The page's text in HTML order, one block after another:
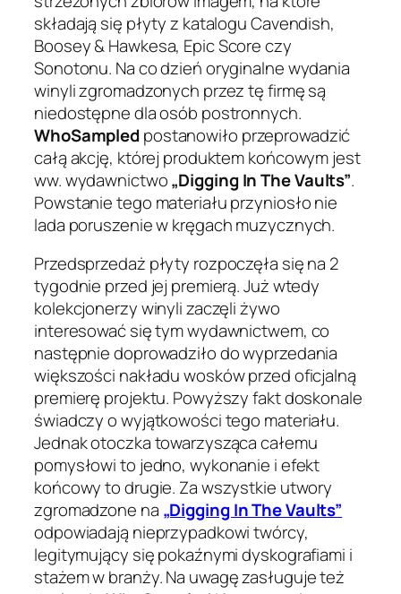
składają się płyty z katalogu Cavendish,
Boosey & Hawkesa, Epic Score czy
Sonotonu. Na co dzień oryginalne wydania
winyli zgromadzonych przez tę firmę są
niedostępne dla osób postronnych.
WhoSampledpostanowiło przeprowadzić
całą akcję, której produktem końcowym jest
ww. wydawnictwo„Digging In The Vaults”.
Powstanie tego materiału przyniosło nie
lada poruszenie w kręgach muzycznych.
Przedsprzedaż płyty rozpoczęła się na 2
tygodnie przed jej premierą. Już wtedy
kolekcjonerzy winyli zaczęli żywo
interesować się tym wydawnictwem, co
następnie doprowadziło do wyprzedania
większości nakładu wosków przed oficjalną
premierę projektu. Powyższy fakt doskonale
świadczy o wyjątkowości tego materiału.
Jednak otoczka towarzysząca całemu
pomysłowi to jedno, wykonanie i efekt
końcowy to drugie. Za wszystkie utwory
zgromadzone na „Digging In The Vaults”
odpowiadają nieprzypadkowi twórcy,
legitymujący się pokaźnymi dyskografiami i
stażem w branży. Na uwagę zasługuje też